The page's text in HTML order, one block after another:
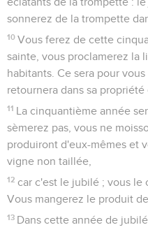
sonnerez de la trompette
10 Vous ferez de cette
sainte, vous proclamerez la
habitants. Ce sera pour
retournera dans sa propriété
11
La cinquantième année
sèmerez pas, vous ne
produiront d'eux-mêmes et
vigne non taillée,
12 car c'est le jubilé ; vous le
Vous mangerez le produit
13 Dans cette année de